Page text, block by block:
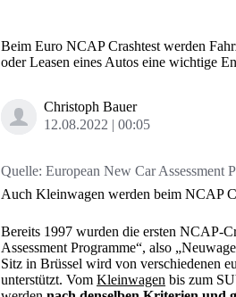
Beim Euro NCAP Crashtest werden
oder Leasen eines Autos eine wichtige
Christoph Bauer
12.08.2022
00:05
Quelle: European New Car Assessment
Auch Kleinwagen werden beim NCAP
Bereits 1997 wurden die ersten NCAP-
Assessment Programme“, also
Sitz in Brüssel wird von verschiedenen
unterstützt. Vom Kleinwagen bis zum